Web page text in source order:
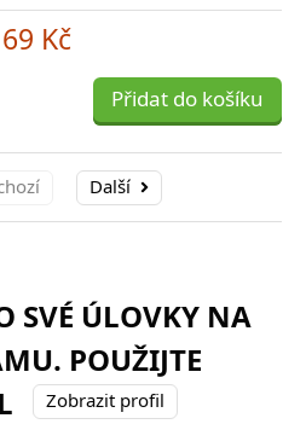
69 Kč
Přidat do košíku
Další
SVÉ ÚLOVKY NA
POUŽIJTE
Zobrazit profil